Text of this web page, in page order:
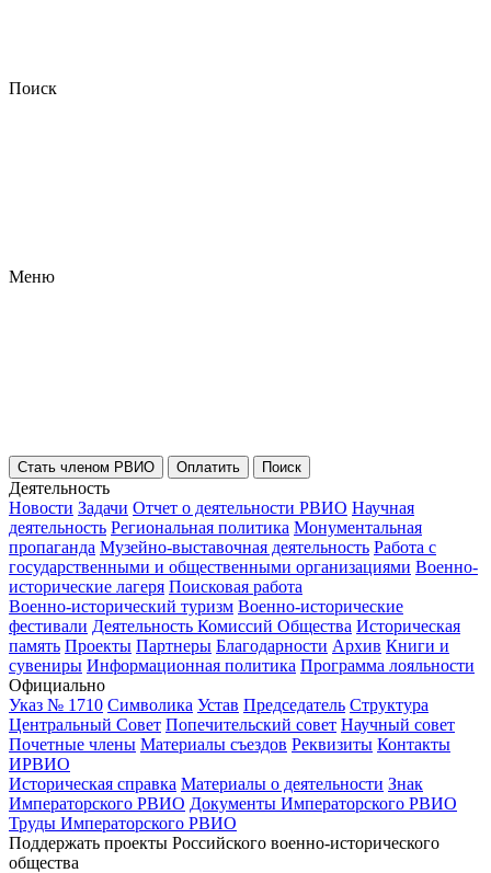
Поиск
Меню
Стать членом РВИО Оплатить Поиск
Деятельность
Новости Задачи Отчет о деятельности РВИО Научная
деятельность Региональная политика Монументальная
пропаганда Музейно-выставочная деятельность Работа с
государственными и общественными организациями Военно-
исторические лагеря Поисковая работа
Военно-исторический туризм Военно-исторические
фестивали Деятельность Комиссий Общества Историческая
память Проекты Партнеры Благодарности Архив Книги и
сувениры Информационная политика Программа лояльности
Официально
Указ № 1710 Символика Устав Председатель Структура
Центральный Совет Попечительский совет Научный совет
Почетные члены Материалы съездов Реквизиты Контакты
ИРВИО
Историческая справка Материалы о деятельности Знак
Императорского РВИО Документы Императорского РВИО
Труды Императорского РВИО
Поддержать проекты Российского военно-исторического
общества